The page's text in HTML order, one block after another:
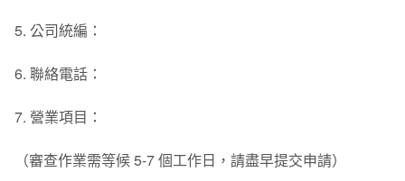
5. 公司統編：
6. 聯絡電話：
7. 營業項目：
（審查作業需等候 5-7 個工作日，請盡早提交申請）